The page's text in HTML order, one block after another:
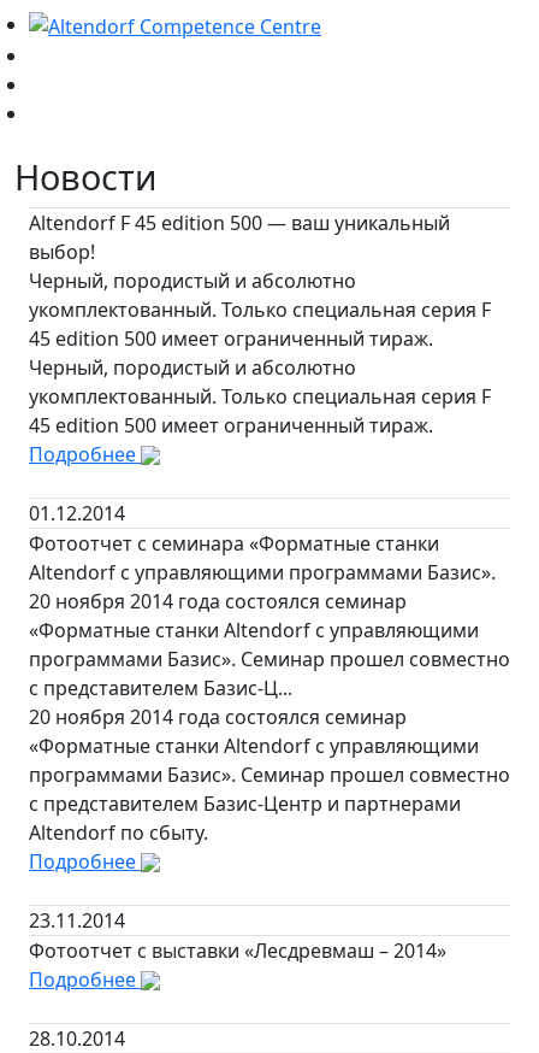
Новости
Altendorf F 45 edition 500 — ваш уникальный
выбор!
Черный, породистый и абсолютно
укомплектованный. Только специальная серия F
45 edition 500 имеет ограниченный тираж.
Черный, породистый и абсолютно
укомплектованный. Только специальная серия F
45 edition 500 имеет ограниченный тираж.
Подробнее
01.12.2014
Фотоотчет с семинара «Форматные станки
Altendorf с управляющими программами Базис».
20 ноября 2014 года состоялся семинар
«Форматные станки Altendorf с управляющими
программами Базис». Семинар прошел совместно
с представителем Базис-Ц...
20 ноября 2014 года состоялся семинар
«Форматные станки Altendorf с управляющими
программами Базис». Семинар прошел совместно
с представителем Базис-Центр и партнерами
Altendorf по сбыту.
Подробнее
23.11.2014
Фотоотчет с выставки «Лесдревмаш – 2014»
Подробнее
28.10.2014